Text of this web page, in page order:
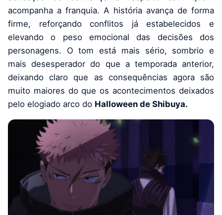
acompanha a franquia. A história avança de forma
firme, reforçando conflitos já estabelecidos e
elevando o peso emocional das decisões dos
personagens. O tom está mais sério, sombrio e
mais desesperador do que a temporada anterior,
deixando claro que as consequências agora são
muito maiores do que os acontecimentos deixados
pelo elogiado arco do Halloween de Shibuya.